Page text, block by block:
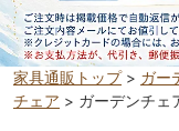
家具通販トップ> ガー
チェア > ガーデンチ